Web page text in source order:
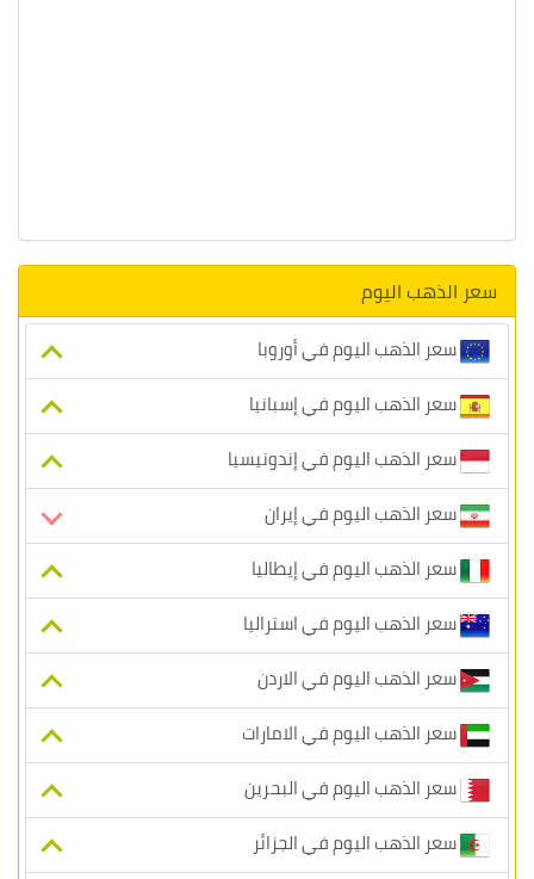
سعر الذهب اليوم
سعر الذهب اليوم في أوروبا
سعر الذهب اليوم في إسبانيا
سعر الذهب اليوم في إندونيسيا
سعر الذهب اليوم في إيران
سعر الذهب اليوم في إيطاليا
سعر الذهب اليوم في استراليا
سعر الذهب اليوم في الاردن
سعر الذهب اليوم في الامارات
سعر الذهب اليوم في البحرين
سعر الذهب اليوم في الجزائر